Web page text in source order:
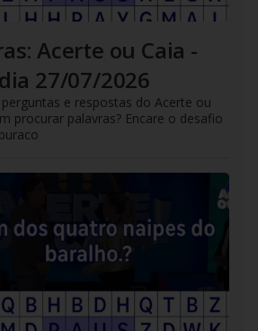
Acerte ou Caia -
27/07/2026
e respostas do Acerte ou
procurar palavras? Encare o desafio